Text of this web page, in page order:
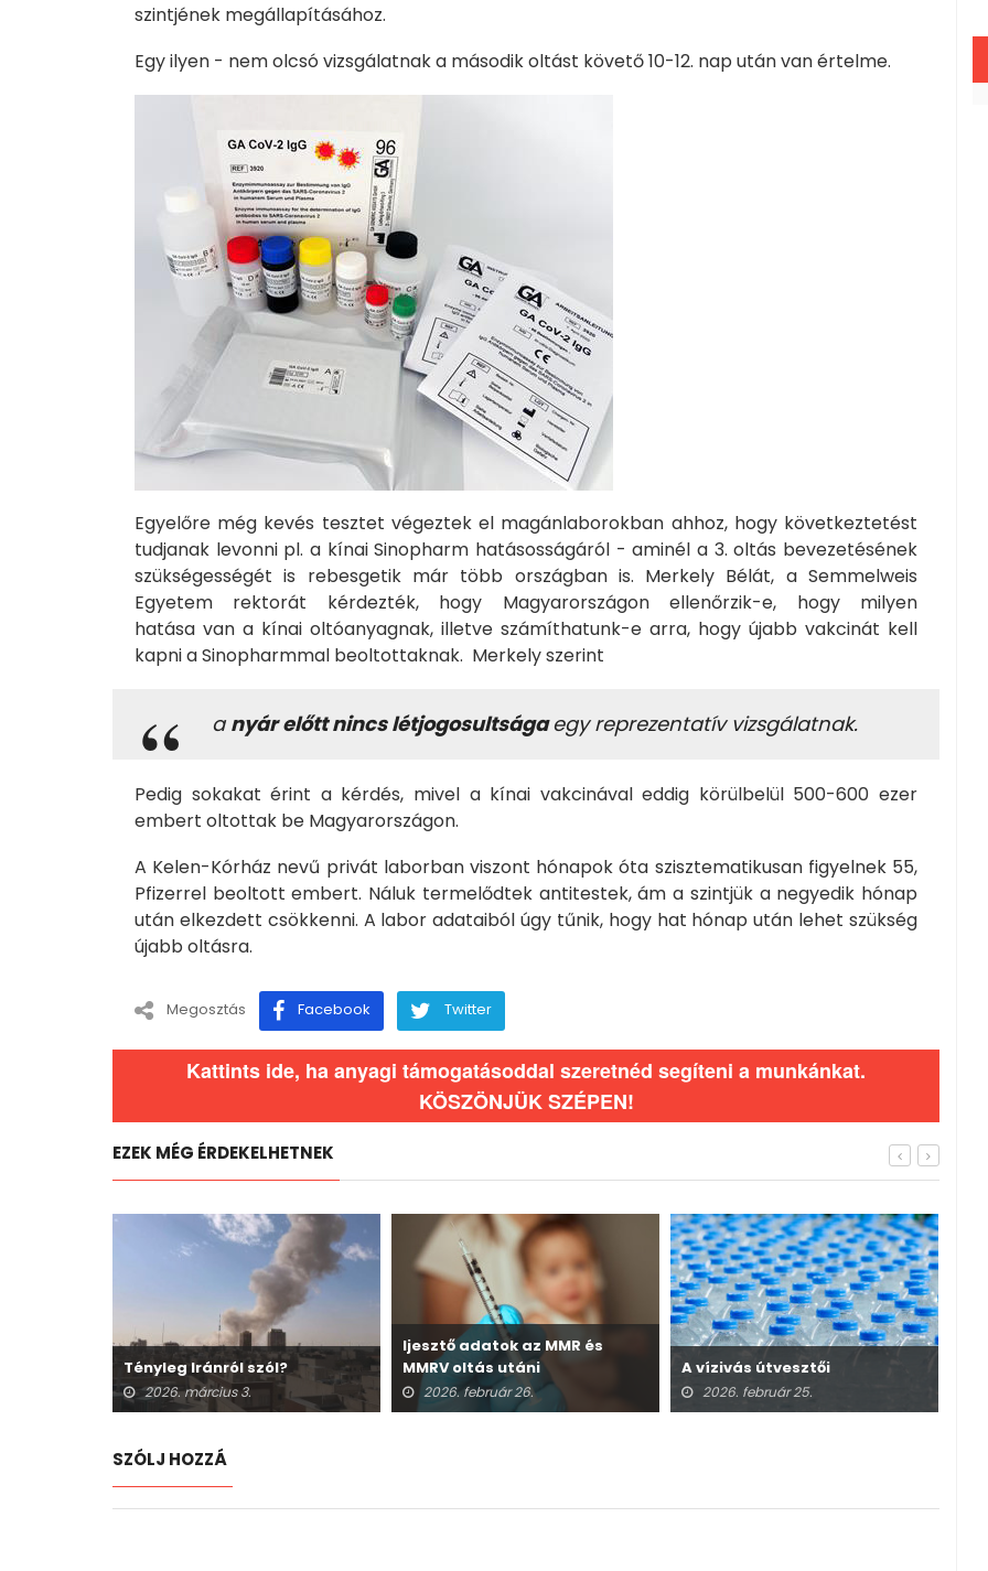
szintjének megállapításához.
Egy ilyen - nem olcsó vizsgálatnak a második oltást követő 10-12. nap után van értelme.
Egyelőre még kevés tesztet végeztek el magánlaborokban ahhoz, hogy következtetést
tudjanak levonni pl. a kínai Sinopharm hatásosságáról - aminél a 3. oltás bevezetésének
szükségességét is rebesgetik már több országban is. Merkely Bélát, a Semmelweis
Egyetem rektorát kérdezték, hogy Magyarországon ellenőrzik-e, hogy milyen
hatása van a kínai oltóanyagnak, illetve számíthatunk-e arra, hogy újabb vakcinát kell
kapni a Sinopharmmal beoltottaknak. Merkely szerint
anyár előtt nincs létjogosultságaegy reprezentatív vizsgálatnak.
Pedig sokakat érint a kérdés, mivel a kínai vakcinával eddig körülbelül 500-600 ezer
embert oltottak be Magyarországon.
A Kelen-Kórház nevű privát laborban viszont hónapok óta szisztematikusan figyelnek 55,
Pfizerrel beoltott embert. Náluk termelődtek antitestek, ám a szintjük a negyedik hónap
után elkezdett csökkenni. A labor adataiból úgy tűnik, hogy hat hónap után lehet szükség
újabb oltásra.
Megosztás Facebook Twitter
Kattints ide, ha anyagi támogatásoddal szeretnéd segíteni a munkánkat.
KÖSZÖNJÜK SZÉPEN!
EZEK MÉG ÉRDEKELHETNEK
Tényleg Iránról szól?
2026. március 3.
Ijesztő adatok az MMR és
MMRV oltás utáni
halálesetekről
2026. február 26.
A vízivás útvesztői
2026. február 25.
SZÓLJ HOZZÁ